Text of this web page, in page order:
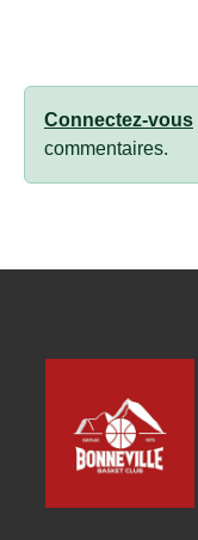
Connectez-vous
commentaires.